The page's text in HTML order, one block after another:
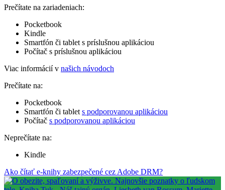
Prečítate na zariadeniach:
Pocketbook
Kindle
Smartfón či tablet s príslušnou aplikáciou
Počítač s príslušnou aplikáciou
Viac informácií v našich návodoch
Prečítate na:
Pocketbook
Smartfón či tablet s podporovanou aplikáciou
Počítač s podporovanou aplikáciou
Neprečítate na:
Kindle
Ako čítať e-knihy zabezpečené cez Adobe DRM?